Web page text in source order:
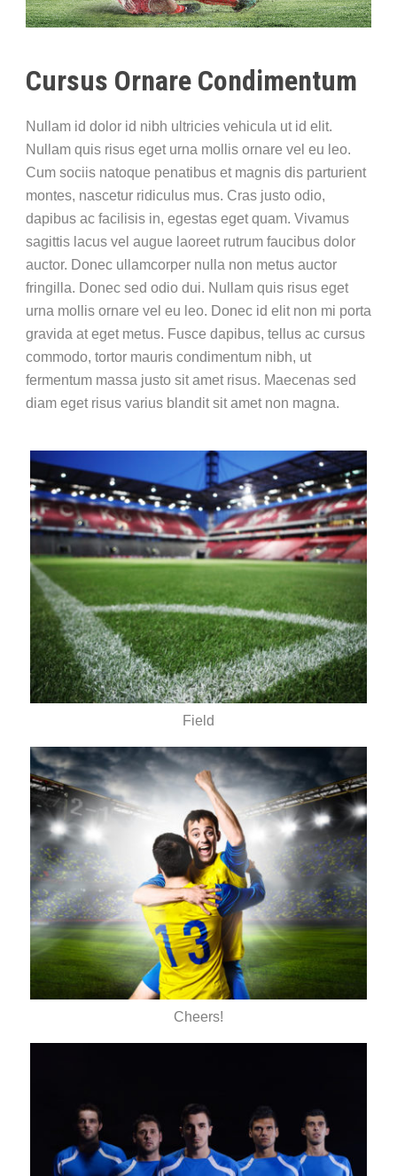
Cursus Ornare Condimentum
Nullam id dolor id nibh ultricies vehicula ut id elit.
Nullam quis risus eget urna mollis ornare vel eu leo.
Cum sociis natoque penatibus et magnis dis parturient
montes, nascetur ridiculus mus. Cras justo odio,
dapibus ac facilisis in, egestas eget quam. Vivamus
sagittis lacus vel augue laoreet rutrum faucibus dolor
auctor. Donec ullamcorper nulla non metus auctor
fringilla. Donec sed odio dui. Nullam quis risus eget
urna mollis ornare vel eu leo. Donec id elit non mi porta
gravida at eget metus. Fusce dapibus, tellus ac cursus
commodo, tortor mauris condimentum nibh, ut
fermentum massa justo sit amet risus. Maecenas sed
diam eget risus varius blandit sit amet non magna.
Field
Cheers!